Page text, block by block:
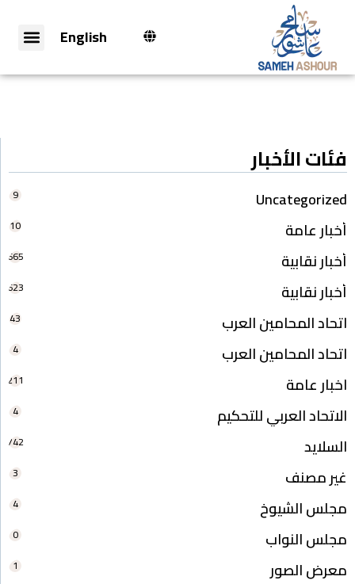
English
فئات الأخبار
Uncategorized
9
أخبار عامة 10
أخبار نقابية 665
أخبار نقابية 623
اتحاد المحامين العرب 43
اتحاد المحامين العرب 4
اخبار عامة 211
الاتحاد العربي للتحكيم 4
السلايد 742
غير مصنف 3
مجلس الشيوخ 4
مجلس النواب 0
معرض الصور 1